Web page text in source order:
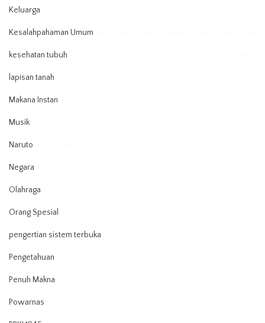
Keluarga
Kesalahpahaman Umum
kesehatan tubuh
lapisan tanah
Makana Instan
Musik
Naruto
Negara
Olahraga
Orang Spesial
pengertian sistem terbuka
Pengetahuan
Penuh Makna
Powarnas